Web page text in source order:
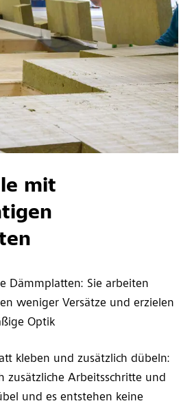
mit
Dämmplatten: Sie arbeiten
weniger Versätze und erzielen
Optik
kleben und zusätzlich dübeln:
zusätzliche Arbeitsschritte und
und es entstehen keine